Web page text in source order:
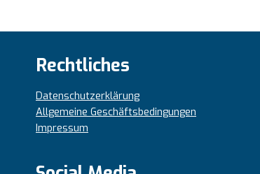
Rechtliches
Datenschutzerklärung
Allgemeine Geschäftsbedingungen
Impressum